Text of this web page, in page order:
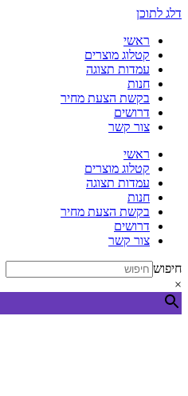
דלג לתוכן
ראשי
קטלוג מוצרים
עמדות תצוגה
חנות
בקשת הצעת מחיר
דרושים
צור קשר
ראשי
קטלוג מוצרים
עמדות תצוגה
חנות
בקשת הצעת מחיר
דרושים
צור קשר
חיפוש
×